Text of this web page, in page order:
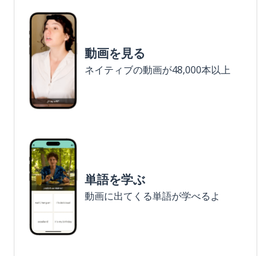
動画を見る
ネイティブの動画が48,000本以上
単語を学ぶ
動画に出てくる単語が学べるよ